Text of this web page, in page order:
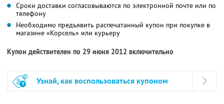
Сроки доставки согласовываются по электронной почте или по
телефону
Необходимо предъявить распечатанный купон при покупке в
магазине «Корсель» или курьеру
Купон действителен по 29 июня 2012 включительно
Узнай, как воспользоваться купоном